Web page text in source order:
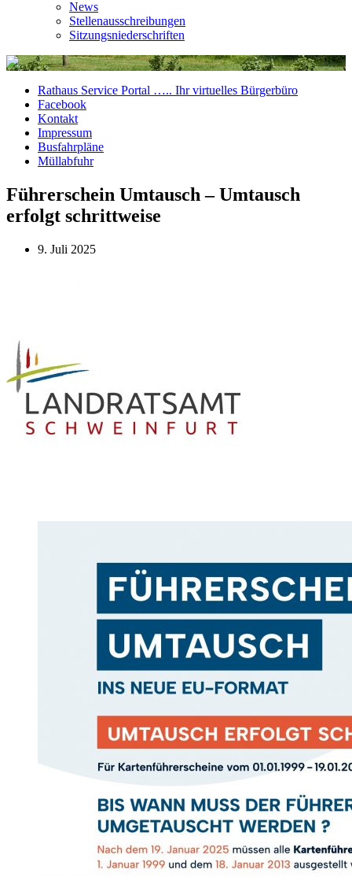
News
Stellenausschreibungen
Sitzungsniederschriften
Rathaus Service Portal ….. Ihr virtuelles Bürgerbüro
Facebook
Kontakt
Impressum
Busfahrpläne
Müllabfuhr
Führerschein Umtausch – Umtausch
erfolgt schrittweise
9. Juli 2025